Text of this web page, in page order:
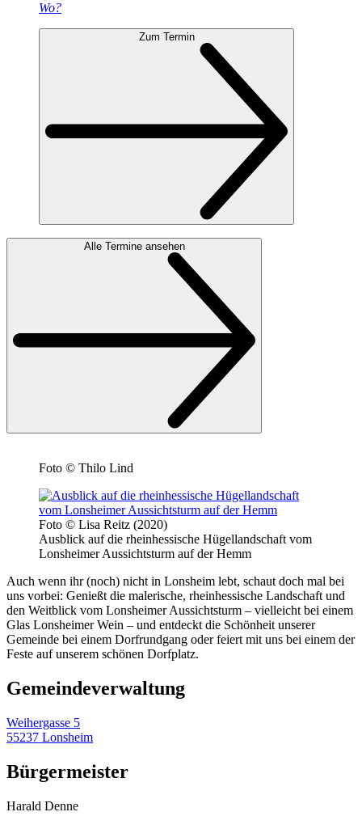
Wo?
Zum Termin
Alle Termine ansehen
Foto © Thilo Lind
Foto © Lisa Reitz (2020)
Ausblick auf die rheinhessische Hügellandschaft vom
Lonsheimer Aussichtsturm auf der Hemm
Auch wenn ihr (noch) nicht in Lonsheim lebt, schaut doch mal bei
uns vorbei: Genießt die malerische, rheinhessische Landschaft und
den Weitblick vom Lonsheimer Aussichtsturm – vielleicht bei einem
Glas Lonsheimer Wein – und entdeckt die Schönheit unserer
Gemeinde bei einem Dorfrundgang oder feiert mit uns bei einem der
Feste auf unserem schönen Dorfplatz.
Gemeinde­verwaltung
Weihergasse 5
55237 Lonsheim
Bürgermeister
Harald Denne